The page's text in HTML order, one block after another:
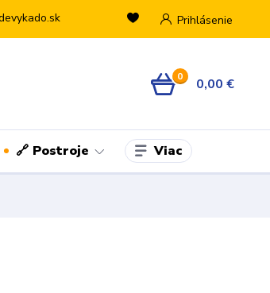
Prihlásenie
0 0,00 €
🔗 Postroje Viac